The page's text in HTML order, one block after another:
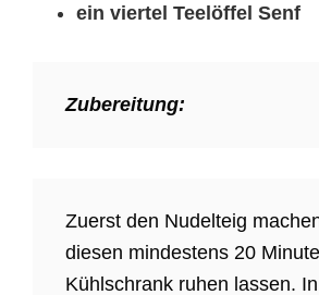
ein viertel Teelöffel Senf
Zubereitung:
Zuerst den Nudelteig
diesen mindestens 20
Kühlschrank ruhen lassen.